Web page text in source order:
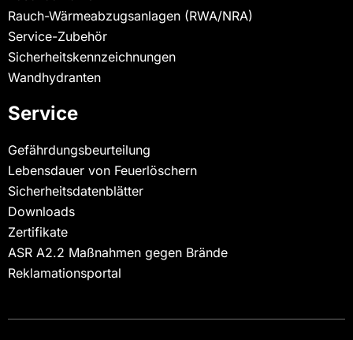
Rauch-Wärmeabzugsanlagen (RWA/NRA)
Service-Zubehör
Sicherheitskennzeichnungen
Wandhydranten
Service
Gefährdungsbeurteilung
Lebensdauer von Feuerlöschern
Sicherheitsdatenblätter
Downloads
Zertifikate
ASR A2.2 Maßnahmen gegen Brände
Reklamationsportal